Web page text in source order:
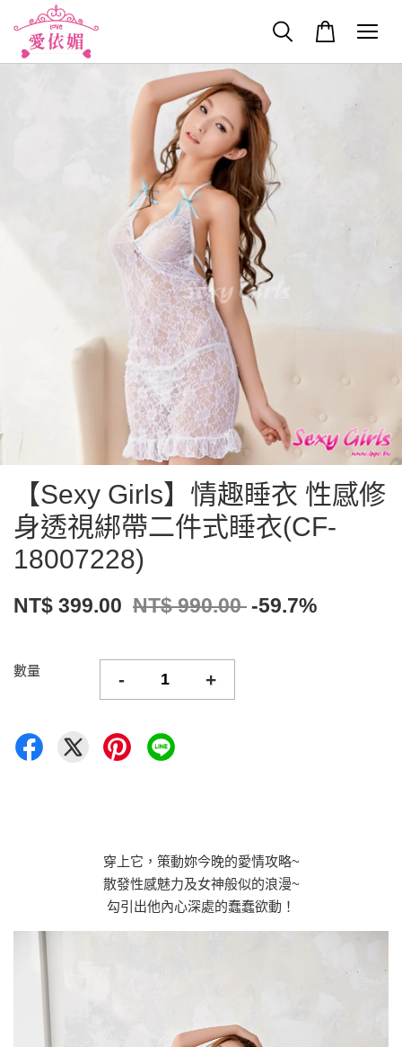
【Sexy Girls】情趣睡衣 性感修
身透視綁帶二件式睡衣(CF-
18007228)
NT$ 399.00 NT$ 990.00 -59.7%
數量 - +
穿上它，策動妳今晚的愛情攻略~
散發性感魅力及女神般似的浪漫~
勾引出他內心深處的蠢蠢欲動！